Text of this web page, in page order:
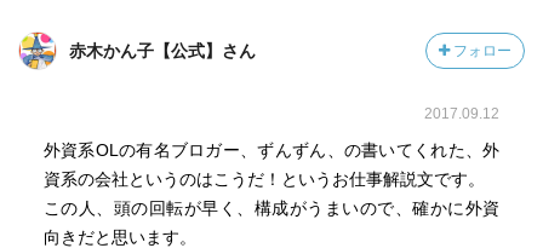
赤木かん子【公式】さん フォロー
2017.09.12
外資系OLの有名ブロガー、ずんずん、の書いてくれた、外
資系の会社というのはこうだ！というお仕事解説文です。
この人、頭の回転が早く、構成がうまいので、確かに外資
向きだと思います。